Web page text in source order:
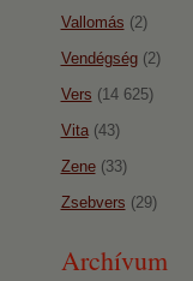
Vallomás (2)
Vendégség(2)
Vers (14 625)
Vita(43)
Zene(33)
Zsebvers (29)
Archívum